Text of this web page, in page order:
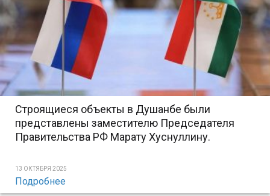
Строящиеся объекты в Душанбе были
представлены заместителю Председателя
Правительства РФ Марату Хуснуллину.
13 ОКТЯБРЯ 2025
Подробнее